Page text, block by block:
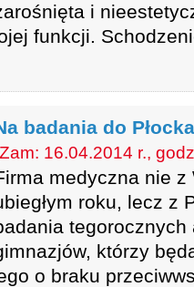
i
funkcji.
badania do
16.04.2014 r.,
medyczna nie z
roku, lecz z
tegorocznych
którzy
o braku